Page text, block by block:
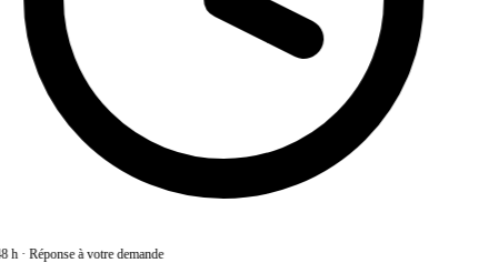
h·Réponse à votre demande